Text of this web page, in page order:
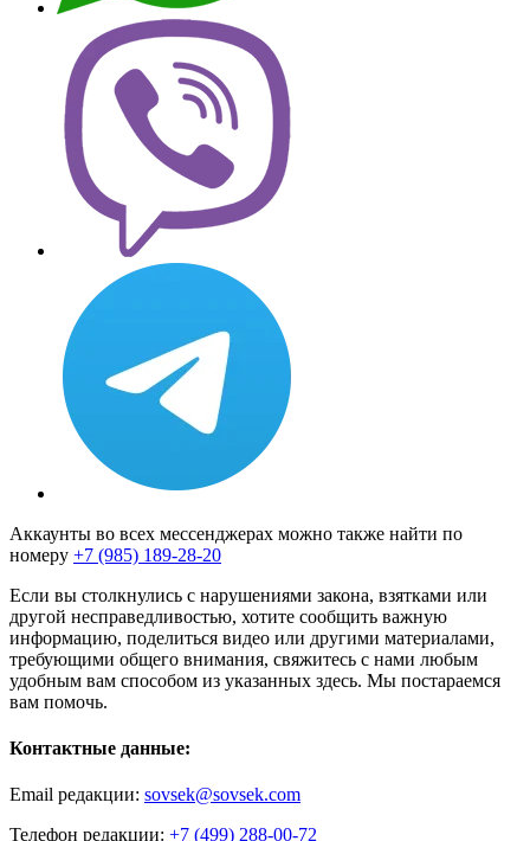
Аккаунты во всех мессенджерах можно также найти по
номеру +7 (985) 189-28-20
Если вы столкнулись с нарушениями закона, взятками или
другой несправедливостью, хотите сообщить важную
информацию, поделиться видео или другими материалами,
требующими общего внимания, свяжитесь с нами любым
удобным вам способом из указанных здесь. Мы постараемся
вам помочь.
Контактные данные:
Email редакции: sovsek@sovsek.com
Телефон редакции: +7 (499) 288-00-72